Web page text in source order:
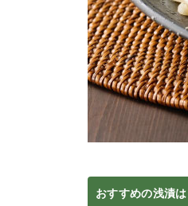
おすすめの浅漬